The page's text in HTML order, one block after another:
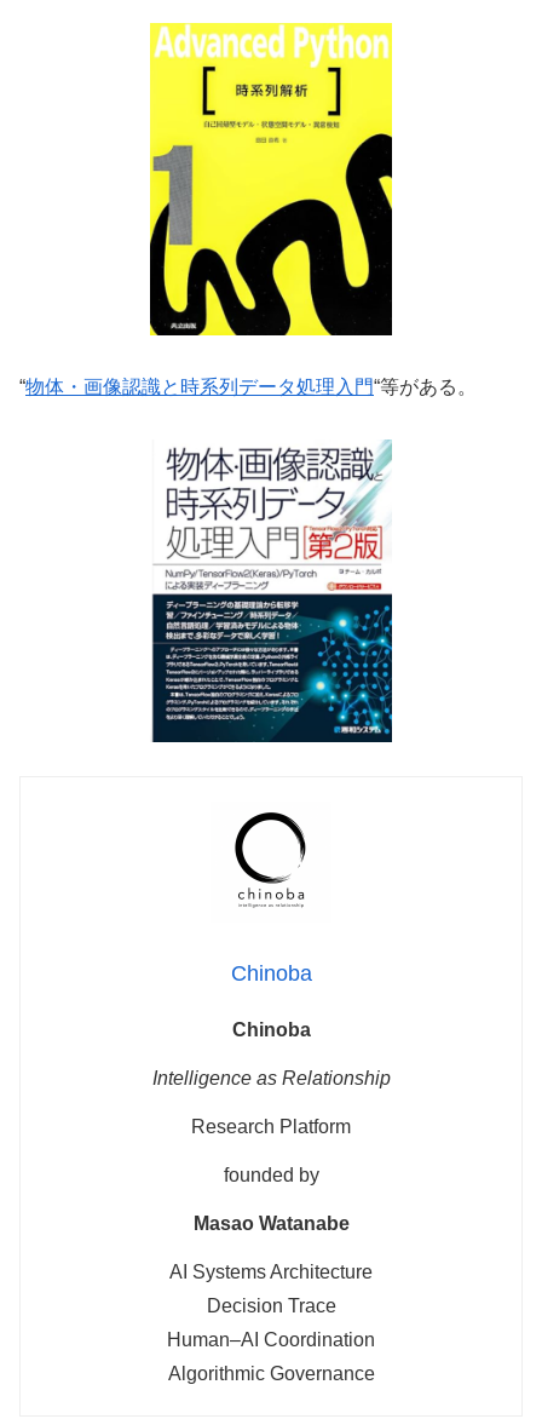
“物体・画像認識と時系列データ処理入門“等がある。
Chinoba
Chinoba
Intelligence as Relationship
Research Platform
founded by
Masao Watanabe
AI Systems Architecture
Decision Trace
Human–AI Coordination
Algorithmic Governance